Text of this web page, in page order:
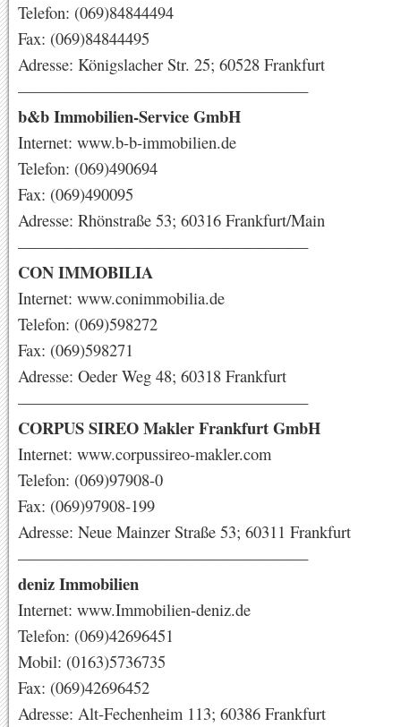
Telefon: (069)84844494
Fax: (069)84844495
Adresse: Königslacher Str. 25; 60528 Frankfurt
——————————————————
b&b Immobilien-Service GmbH
Internet: www.b-b-immobilien.de
Telefon: (069)490694
Fax: (069)490095
Adresse: Rhönstraße 53; 60316 Frankfurt/Main
——————————————————
CON IMMOBILIA
Internet: www.conimmobilia.de
Telefon: (069)598272
Fax: (069)598271
Adresse: Oeder Weg 48; 60318 Frankfurt
——————————————————
CORPUS SIREO Makler Frankfurt GmbH
Internet: www.corpussireo-makler.com
Telefon: (069)97908-0
Fax: (069)97908-199
Adresse: Neue Mainzer Straße 53; 60311 Frankfurt
——————————————————
deniz Immobilien
Internet: www.Immobilien-deniz.de
Telefon: (069)42696451
Mobil: (0163)5736735
Fax: (069)42696452
Adresse: Alt-Fechenheim 113; 60386 Frankfurt